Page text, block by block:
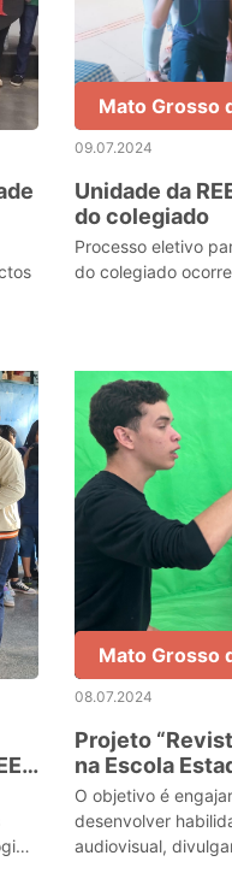
Mato Grosso
09.07.2024
Unidade da
do colegiado
Processo eletivo
do colegiado
Mato Grosso
08.07.2024
Projeto
na Escola
Corumbá
O objetivo é
desenvolver
audiovisual,